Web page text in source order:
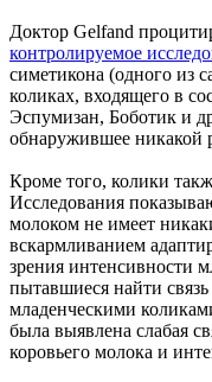
Доктор Gelfand
контролируемое
симетикона (одного из
коликах, входящего в
Эспумизан, Боботик и
обнаружившее никакой
Кроме того, колики
Исследования
молоком не имеет
вскармливанием
зрения интенсивности
пытавшиеся найти
младенческими
была выявлена слабая
коровьего молока и